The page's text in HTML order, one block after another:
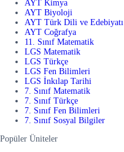
AYT Kimya
AYT Biyoloji
AYT Türk Dili ve Edebiyatı
AYT Coğrafya
11. Sınıf Matematik
LGS Matematik
LGS Türkçe
LGS Fen Bilimleri
LGS İnkılap Tarihi
7. Sınıf Matematik
7. Sınıf Türkçe
7. Sınıf Fen Bilimleri
7. Sınıf Sosyal Bilgiler
Popüler Üniteler